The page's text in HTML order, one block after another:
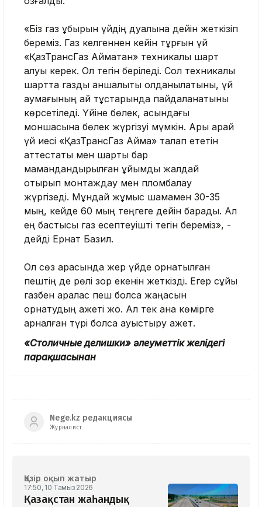
«Біз газ құбырын үйдің дуалына дейін жеткізіп
береміз. Газ келгеннен кейін тұрғын үй
«ҚазТрансГаз Аймақтан» техникалық шарт
алуы керек. Ол тегін беріледі. Сол техникалық
шартта газды қаншалықты қолданылатыны, үй
аумағының қай тұстарында пайдаланатыны
көрсетіледі. Үйіне бөлек, қасындағы
моншасына бөлек жүргізуі мүмкін. Ары қарай
үй иесі «ҚазТрансГаз Аймақ» талап ететін
аттестаты мен шарты бар
мамандандырылған ұйымды жалдай
отырып монтаждау мен пломбалау
жүргізеді. Мұндай жұмыс шамамен 30-35
мың, кейде 60 мың теңгеге дейін барады. Ал
ең бастысы газ есептеуішті тегін береміз», -
дейді Ернат Базил.
Ол сөз арасында жер үйде орнатылған
пештің де рөлі зор екенін жеткізді. Егер сұйық
газбен аралас пеш болса жаңасын
орнатудың қажеті жоқ. Ал тек қана көмірге
арналған түрі болса ауыстыру қажет.
«Столичные делишки» әлеуметтік желідегі
парақшасынан
Nege.kz редакциясы
Журналист
Қазір оқып жатыр
17:50, 10 Тамыз 2026
Қазақстан жаһандық